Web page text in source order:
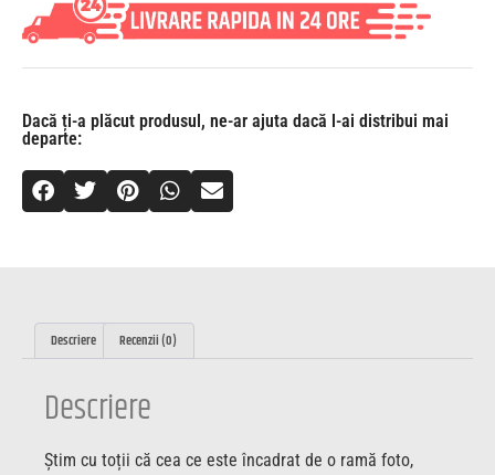
Dacă ți-a plăcut produsul, ne-ar ajuta dacă l-ai distribui mai
departe:
Descriere Recenzii (0)
Descriere
Știm cu toții că cea ce este încadrat de o ramă foto,